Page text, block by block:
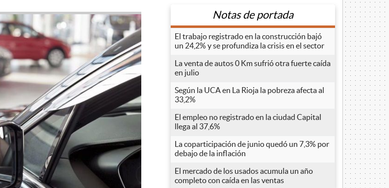
Notas de portada
El trabajo registrado en la construcción bajó
un 24,2% y se profundiza la crisis en el sector
La venta de autos 0 Km sufrió otra fuerte caída
en julio
Según la UCA en La Rioja la pobreza afecta al
33,2%
El empleo no registrado en la ciudad Capital
llega al 37,6%
La coparticipación de junio quedó un 7,3% por
debajo de la inflación
El mercado de los usados acumula un año
completo con caída en las ventas